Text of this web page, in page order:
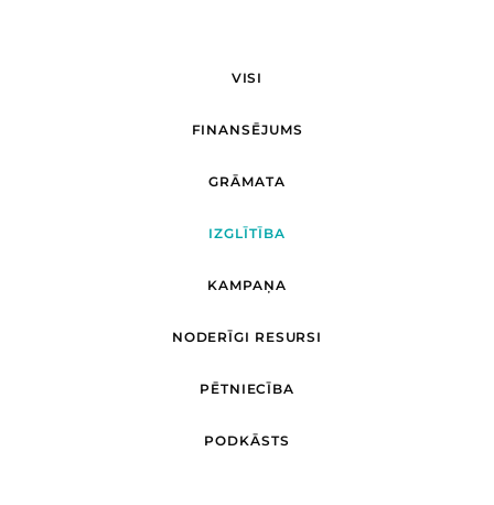
VISI
FINANSĒJUMS
GRĀMATA
IZGLĪTĪBA
KAMPAŅA
NODERĪGI RESURSI
PĒTNIECĪBA
PODKĀSTS